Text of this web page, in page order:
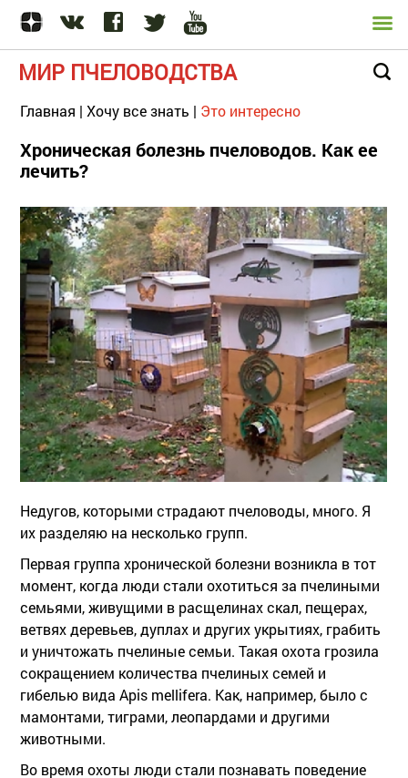
МИР ПЧЕЛОВОДСТВА
Главная | Хочу все знать | Это интересно
Хроническая болезнь пчеловодов. Как ее
лечить?
Недугов, которыми страдают пчеловоды, много. Я
их разделяю на несколько групп.
Первая группа хронической болезни возникла в тот
момент, когда люди стали охотиться за пчелиными
семьями, живущими в расщелинах скал, пещерах,
ветвях деревьев, дуплах и других укрытиях, грабить
и уничтожать пчелиные семьи. Такая охота грозила
сокращением количества пчелиных семей и
гибелью вида Apis mellifera. Как, например, было с
мамонтами, тиграми, леопардами и другими
животными.
Во время охоты люди стали познавать поведение